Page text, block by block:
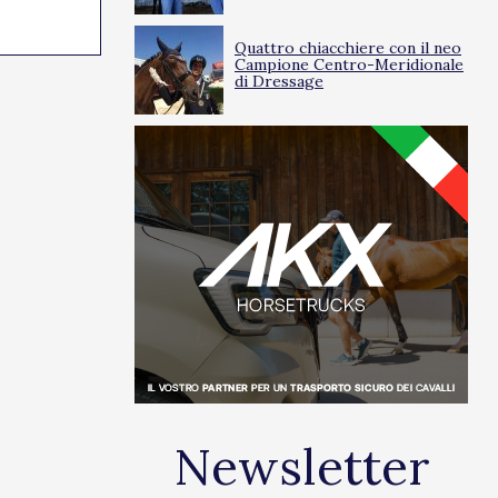
24/03/2025
Quattro chiacchiere con il neo
Campione Centro-Meridionale
di Dressage
Newsletter